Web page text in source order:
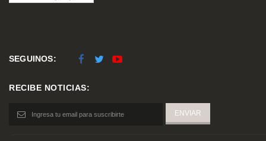
SEGUINOS:
RECIBE NOTICIAS: